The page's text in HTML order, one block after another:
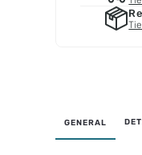
GENERAL